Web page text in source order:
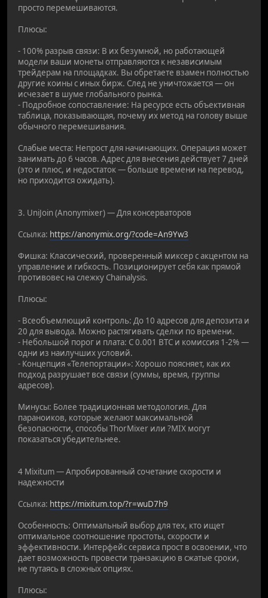
просто перемешиваются.
Плюсы:
- 100% разрыв связи: В их безумной, но работающей
модели ваши монеты отправляются к независимым
трейдерам на площадках. Вы обретаете взамен полностью
другие коины с иных бирж. След не уничтожается — он
исчезает в шуме глобального рынка.
- Подробное сопоставление: На ресурсе есть объективная
таблица, показывающая, почему их метод на голову выше
обычного перемешивания.
Слабые места: Непрост для начинающих. Операция может
занимать до 6 часов. Адрес для внесения действует 7 дней
(это и плюс, и недостаток — больше времени на перевод,
но приходится ожидать).
3. UniJoin (Anonymixer) — Для консерваторов
Ссылка: https://anonymix.org/?code=An9Yw3
Фишка: Классический, проверенный миксер с акцентом на
управление и гибкость. Позиционирует себя как прямой
противовес на слежку Chainalysis.
Плюсы:
- Всеобъемлющий контроль: До 10 адресов для депозита и
20 для вывода. Можно растягивать сделки по времени.
- Небольшой порог и плата: С 0.001 BTC и комиссия 1-2% —
одни из наилучших условий.
- Концепция «Телепортации»: Хорошо поясняет, как их
подход разрушает все связи (суммы, время, группы
адресов).
Минусы: Более традиционная методология. Для
параноиков, которые желают максимальной
безопасности, способы ThorMixer или ?MIX могут
показаться убедительнее.
4 Mixitum — Апробированный сочетание скорости и
надежности
Ссылка: https://mixitum.top/?r=wuD7h9
Особенность: Оптимальный выбор для тех, кто ищет
оптимальное соотношение простоты, скорости и
эффективности. Интерфейс сервиса прост в освоении, что
дает возможность провести транзакцию в сжатые сроки,
не путаясь в сложных опциях.
Плюсы: